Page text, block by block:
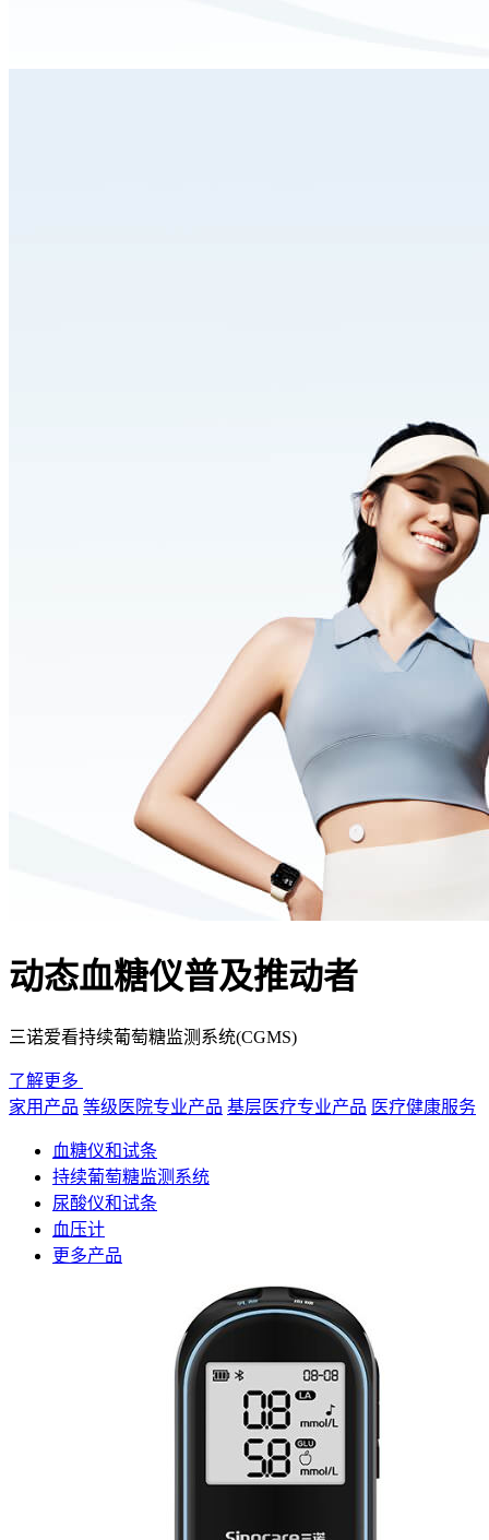
动态血糖仪普及推动者
三诺爱看持续葡萄糖监测系统(CGMS)
了解更多
家用产品 等级医院专业产品 基层医疗专业产品 医疗健康服务
血糖仪和试条
持续葡萄糖监测系统
尿酸仪和试条
血压计
更多产品